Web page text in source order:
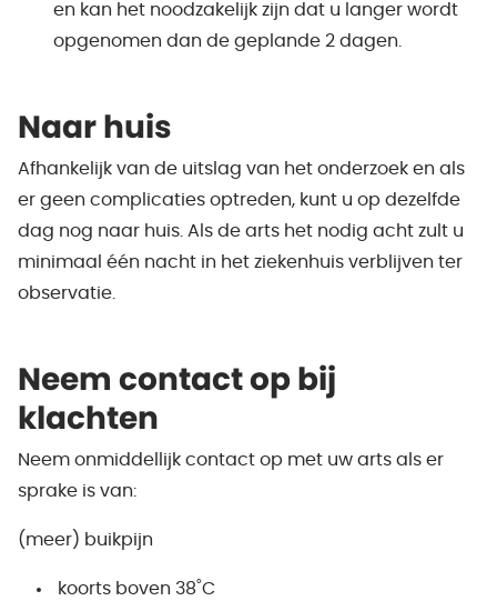
en kan het noodzakelijk zijn dat u langer wordt
opgenomen dan de geplande 2 dagen.
Naar huis
Afhankelijk van de uitslag van het onderzoek en als
er geen complicaties optreden, kunt u op dezelfde
dag nog naar huis. Als de arts het nodig acht zult u
minimaal één nacht in het ziekenhuis verblijven ter
observatie.
Neem contact op bij
klachten
Neem onmiddellijk contact op met uw arts als er
sprake is van:
(meer) buikpijn
koorts boven 38˚C